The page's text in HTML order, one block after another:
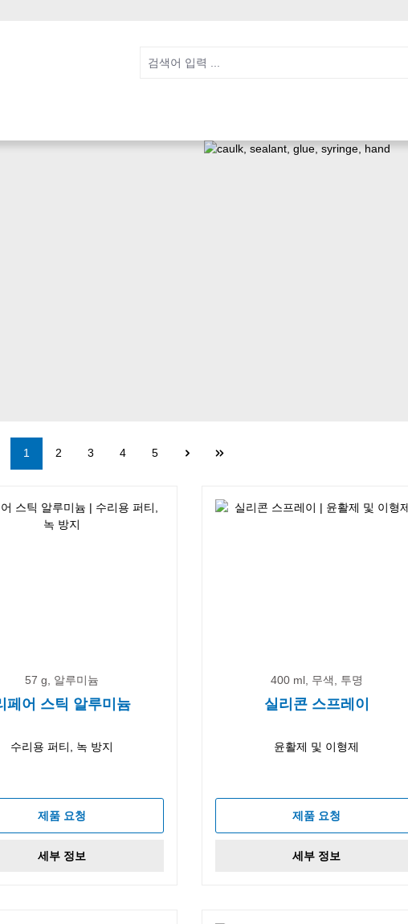
Page
1 Page
2 Page
3 Page
4 Page
5
57 g, 알루미늄
페어 스틱 알루미늄
수리용 퍼티, 녹 방지
제품 요청
세부 정보
400 ml, 무색, 투명
실리콘 스프레이
윤활제 및 이형제
제품 요청
세부 정보